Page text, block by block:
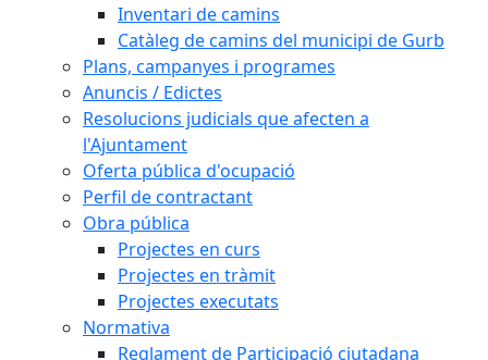
Inventari de camins
Catàleg de camins del municipi de Gurb
Plans, campanyes i programes
Anuncis / Edictes
Resolucions judicials que afecten a
l'Ajuntament
Oferta pública d'ocupació
Perfil de contractant
Obra pública
Projectes en curs
Projectes en tràmit
Projectes executats
Normativa
Reglament de Participació ciutadana